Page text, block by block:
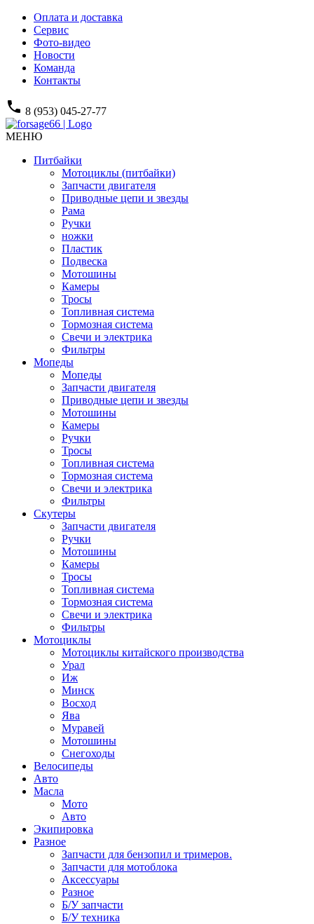
Оплата и доставка
Сервис
Фото-видео
Новости
Команда
Контакты
phone 8 (953) 045-27-77
МЕНЮ
Питбайки
Мотоциклы (питбайки)
Запчасти двигателя
Приводные цепи и звезды
Рама
Ручки
ножки
Пластик
Подвеска
Мотошины
Камеры
Тросы
Топливная система
Тормозная система
Свечи и электрика
Фильтры
Мопеды
Мопеды
Запчасти двигателя
Приводные цепи и звезды
Мотошины
Камеры
Ручки
Тросы
Топливная система
Тормозная система
Свечи и электрика
Фильтры
Cкутеры
Запчасти двигателя
Ручки
Мотошины
Камеры
Тросы
Топливная система
Тормозная система
Свечи и электрика
Фильтры
Мотоциклы
Мотоциклы китайского производства
Урал
Иж
Минск
Восход
Ява
Муравей
Мотошины
Снегоходы
Велосипеды
Авто
Масла
Мото
Авто
Экипировка
Разное
Запчасти для бензопил и тримеров.
Запчасти для мотоблока
Аксессуары
Разное
Б/У запчасти
Б/У техника